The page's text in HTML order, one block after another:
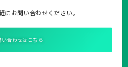
にお問い合わせください。
い合わせはこちら